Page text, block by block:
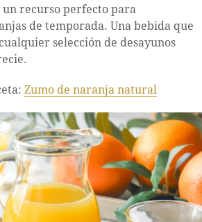
un recurso perfecto para
de temporada. Una bebida que
selección de desayunos
Zumo de naranja natural